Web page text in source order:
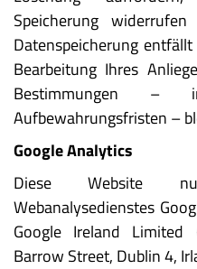
Speicherung
Datenspeicherung
Bearbeitung Ihres
Bestimmungen –
Aufbewahrungsfristen –
Google Analytics
Diese Website
Webanalysedienstes
Google Ireland Limited
Barrow Street, Dublin 4,